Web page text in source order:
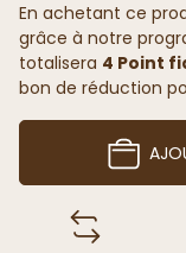
En achetant ce
grâce à notre
totalisera 4 Point
bon de réduction